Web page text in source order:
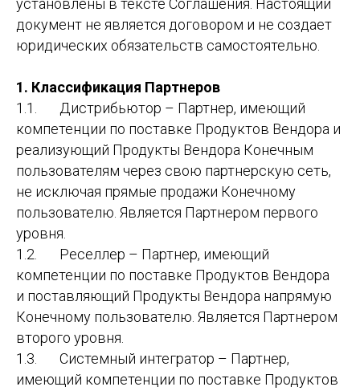
установлены в тексте Соглашения. Настоящий
документ не является договором и не создает
юридических обязательств самостоятельно.
1. Классификация Партнеров
1.1. Дистрибьютор – Партнер, имеющий
компетенции по поставке Продуктов Вендора и
реализующий Продукты Вендора Конечным
пользователям через свою партнерскую сеть,
не исключая прямые продажи Конечному
пользователю. Является Партнером первого
уровня.
1.2. Реселлер – Партнер, имеющий
компетенции по поставке Продуктов Вендора
и поставляющий Продукты Вендора напрямую
Конечному пользователю. Является Партнером
второго уровня.
1.3. Системный интегратор – Партнер,
имеющий компетенции по поставке Продуктов